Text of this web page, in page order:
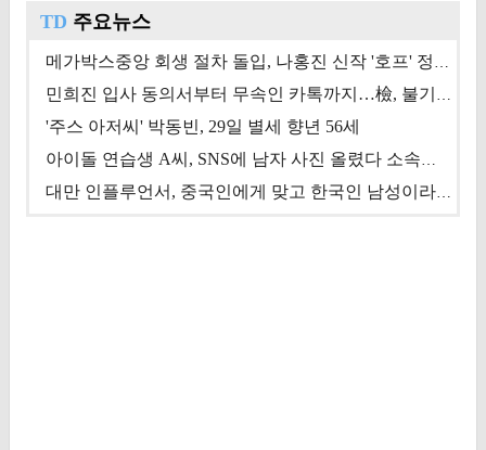
TD 주요뉴스
메가박스중앙 회생 절차 돌입, 나홍진 신작 '호프' 정상 개봉에 쏠린 시선 [상반기 결산 기획]
민희진 입사 동의서부터 무속인 카톡까지…檢, 불기소 처분 근거들 [이슈&톡]
'주스 아저씨' 박동빈, 29일 별세 향년 56세
아이돌 연습생 A씨, SNS에 남자 사진 올렸다 소속사 퇴출
대만 인플루언서, 중국인에게 맞고 한국인 남성이라 진술 '후폭풍'